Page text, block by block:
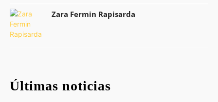
Zara Fermin Rapisarda
Últimas noticias